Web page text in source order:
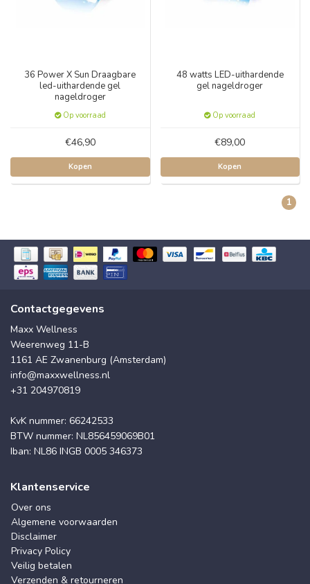
36 Power X Sun Draagbare
led-uithardende gel
nageldroger
Op voorraad
€46,90
Kopen
48 watts LED-uithardende
gel nageldroger
Op voorraad
€89,00
Kopen
1
Contactgegevens
Maxx Wellness
Weerenweg 11-B
1161 AE Zwanenburg (Amsterdam)
info@maxxwellness.nl
+31 204970819
KvK nummer: 66242533
BTW nummer: NL856459069B01
Iban: NL86 INGB 0005 346373
Klantenservice
Over ons
Algemene voorwaarden
Disclaimer
Privacy Policy
Veilig betalen
Verzenden & retourneren